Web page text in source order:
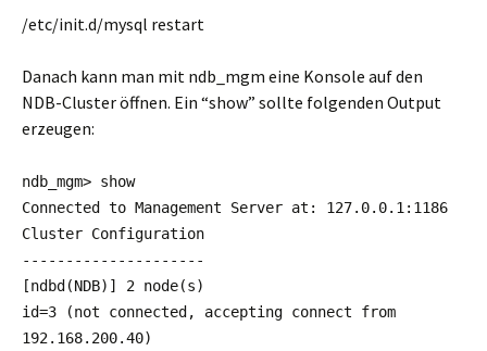
/etc/init.d/mysql restart
Danach kann man mit ndb_mgm eine Konsole auf den
NDB-Cluster öffnen. Ein “show” sollte folgenden Output
erzeugen:
ndb_mgm> show
Connected to Management Server at: 127.0.0.1:1186
Cluster Configuration
---------------------
[ndbd(NDB)] 2 node(s)
id=3 (not connected, accepting connect from
192.168.200.40)